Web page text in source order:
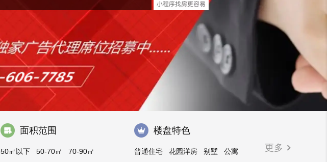
面积范围
50㎡以下 50-70㎡
70-90㎡
楼盘特色
普通住宅 花园洋房 别墅
公寓
更多